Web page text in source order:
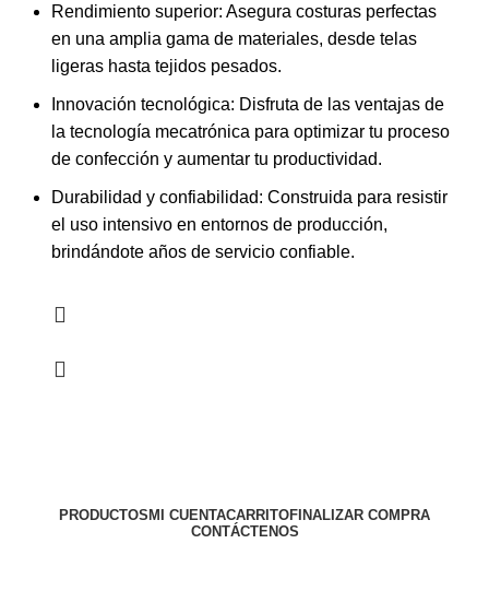
Rendimiento superior: Asegura costuras perfectas
en una amplia gama de materiales, desde telas
ligeras hasta tejidos pesados.
Innovación tecnológica: Disfruta de las ventajas de
la tecnología mecatrónica para optimizar tu proceso
de confección y aumentar tu productividad.
Durabilidad y confiabilidad: Construida para resistir
el uso intensivo en entornos de producción,
brindándote años de servicio confiable.
PRODUCTOSMI CUENTACARRITOFINALIZAR COMPRA
CONTÁCTENOS